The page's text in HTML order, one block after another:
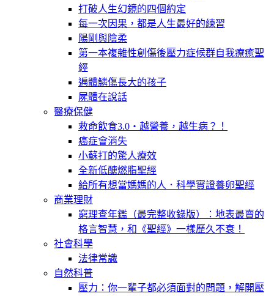
打破人生幻鏡的四個約定
每一次因果，都是人生最好的練習
陽剛與陰柔
第一本複雜性創傷後壓力症候群自我療癒聖
經
遍體鱗傷長大的孩子
屍體在說話
醫療保健
救命飲食3.0‧越營養，越生病？！
癌症會消失
小蘇打的驚人療效
全新低醣燃脂聖經
給所有想當媽媽的人．科學實證養卵聖經
商業理財
窮理查年鑑（最完整收錄版）：地表最賣的
格言智慧，和《聖經》一樣歷久不衰！
社會科學
法律常識
自然科普
壓力：你一輩子都必須面對的問題，解開壓